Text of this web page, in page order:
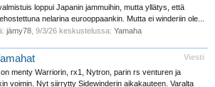
loppui Japanin jammuihin, mutta yllätys, että
nelarina eurooppaankin. Mutta ei winderiin ole...
jämy78 9/3/26 keskustelussa: Yamaha
Viesti
menty Warriorin, rx1, Nytron, parin rs venturen ja
voimin. Nyt siirrytty Sidewinderin aikakauteen. Varalta